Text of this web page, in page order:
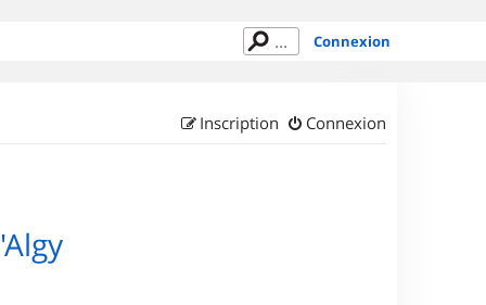
Connexion
Connexion
Inscription